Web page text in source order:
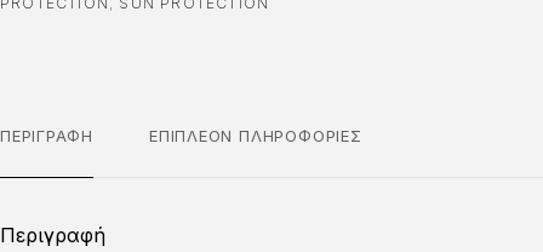
ΠΕΡΙΓΡΑΦΉ ΕΠΙΠΛΈΟΝ ΠΛΗΡΟΦΟΡΊΕΣ
Περιγραφή